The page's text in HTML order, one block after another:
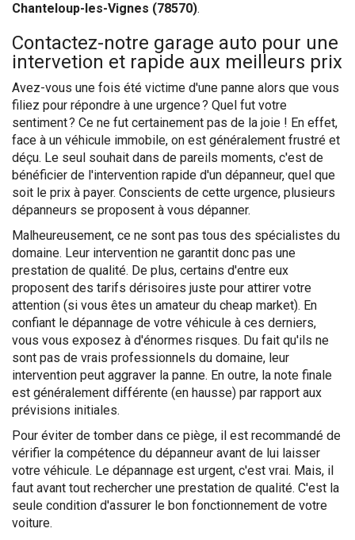
Chanteloup-les-Vignes (78570).
Contactez-notre garage auto pour une
intervetion et rapide aux meilleurs prix
Avez-vous une fois été victime d'une panne alors que vous
filiez pour répondre à une urgence ? Quel fut votre
sentiment ? Ce ne fut certainement pas de la joie ! En effet,
face à un véhicule immobile, on est généralement frustré et
déçu. Le seul souhait dans de pareils moments, c'est de
bénéficier de l'intervention rapide d'un dépanneur, quel que
soit le prix à payer. Conscients de cette urgence, plusieurs
dépanneurs se proposent à vous dépanner.
Malheureusement, ce ne sont pas tous des spécialistes du
domaine. Leur intervention ne garantit donc pas une
prestation de qualité. De plus, certains d'entre eux
proposent des tarifs dérisoires juste pour attirer votre
attention (si vous êtes un amateur du cheap market). En
confiant le dépannage de votre véhicule à ces derniers,
vous vous exposez à d'énormes risques. Du fait qu'ils ne
sont pas de vrais professionnels du domaine, leur
intervention peut aggraver la panne. En outre, la note finale
est généralement différente (en hausse) par rapport aux
prévisions initiales.
Pour éviter de tomber dans ce piège, il est recommandé de
vérifier la compétence du dépanneur avant de lui laisser
votre véhicule. Le dépannage est urgent, c'est vrai. Mais, il
faut avant tout rechercher une prestation de qualité. C'est la
seule condition d'assurer le bon fonctionnement de votre
voiture.